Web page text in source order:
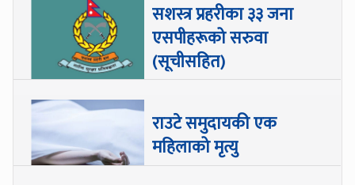
सशस्त्र प्रहरीका ३३ जना
एसपीहरूको सरुवा
(सूचीसहित)
राउटे समुदायकी एक
महिलाको मृत्यु